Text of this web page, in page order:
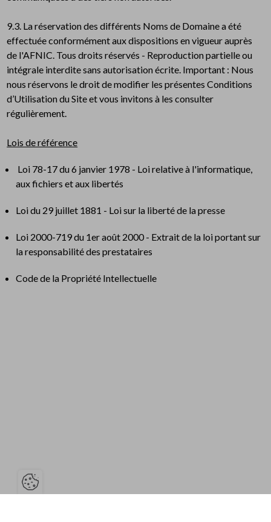
9.3. La réservation des différents Noms de Domaine a été
effectuée conformément aux dispositions en vigueur auprès
de l'AFNIC. Tous droits réservés - Reproduction partielle ou
intégrale interdite sans autorisation écrite. Important : Nous
nous réservons le droit de modifier les présentes Conditions
d’Utilisation du Site et vous invitons à les consulter
régulièrement.
Lois de référence
Loi 78-17 du 6 janvier 1978 - Loi relative à l'informatique,
aux fichiers et aux libertés
Loi du 29 juillet 1881 - Loi sur la liberté de la presse
Loi 2000-719 du 1er août 2000 - Extrait de la loi portant sur
la responsabilité des prestataires
Code de la Propriété Intellectuelle
Öffnen der Cookie-Leiste